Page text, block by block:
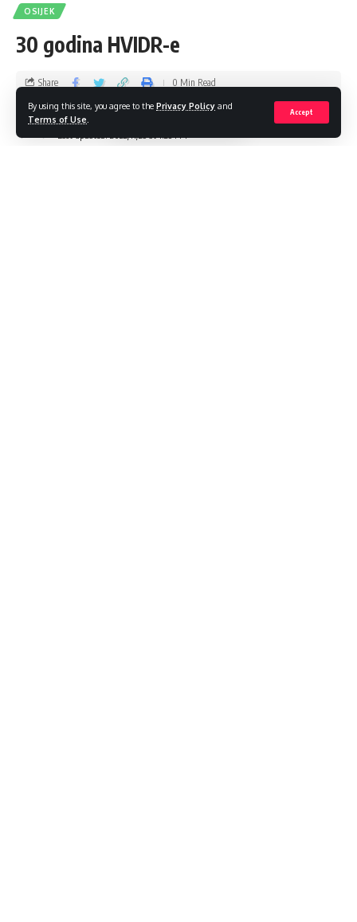
By using this site, you agree to the Privacy Policy and
Terms of Use
Accept
OSIJEK
30 godina HVIDR-e
admin
Share 0 Min Read